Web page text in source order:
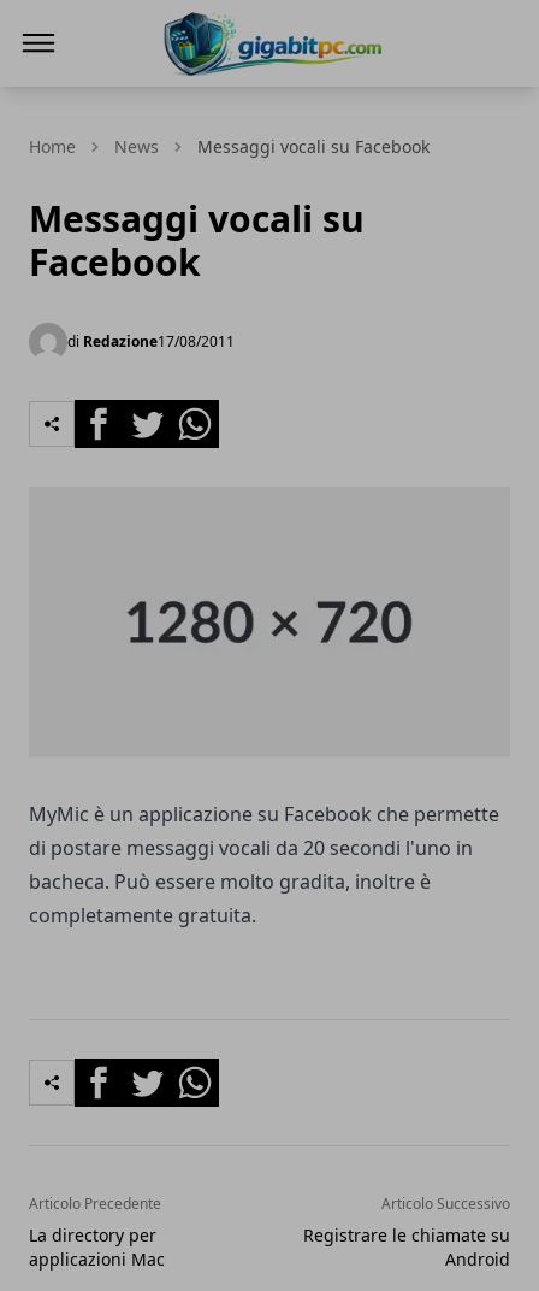
Home News Messaggi vocali su Facebook
Messaggi vocali su
Facebook
di Redazione17/08/2011
FacebookTwitterWhatsapp
MyMic è un applicazione su Facebook che permette
di postare messaggi vocali da 20 secondi l'uno in
bacheca. Può essere molto gradita, inoltre è
completamente gratuita.
FacebookTwitterWhatsapp
Articolo Precedente
La directory per
applicazioni Mac
Articolo Successivo
Registrare le chiamate su
Android